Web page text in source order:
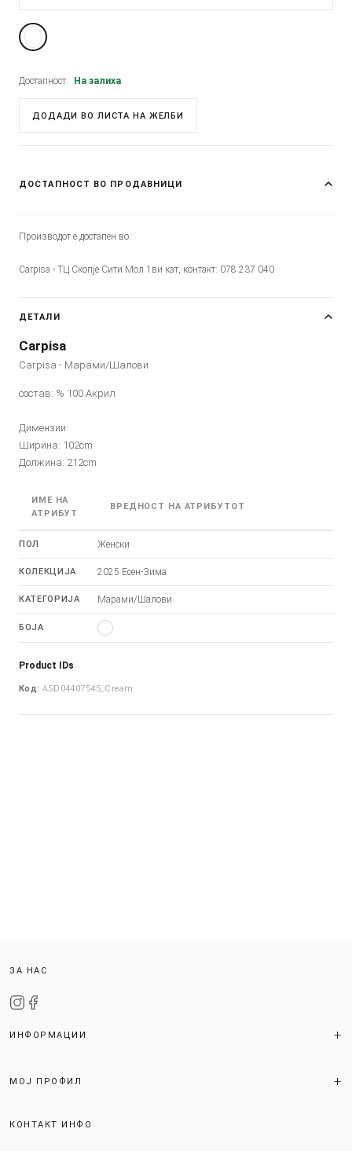
Достапност: На залиха
ДОДАДИ ВО ЛИСТА НА ЖЕЛБИ
ДОСТАПНОСТ ВО ПРОДАВНИЦИ
Производот е достапен во:
Carpisa - ТЦ Скопје Сити Мол 1ви кат, контакт: 078 237 040
ДЕТАЛИ
Carpisa
Carpisa - Марами/Шалови
состав: % 100 Акрил
Димензии:
Ширина: 102cm
Должина: 212cm
ИМЕ НА
АТРИБУТ
ВРЕДНОСТ НА АТРИБУТОТ
ПОЛ Женски
КОЛЕКЦИЈА 2025 Есен-Зима
КАТЕГОРИЈА Марами/Шалови
БОЈА
Product IDs
Код: ASD04407545_Cream
ЗА НАС
ИНФОРМАЦИИ
МОЈ ПРОФИЛ
КОНТАКТ ИНФО